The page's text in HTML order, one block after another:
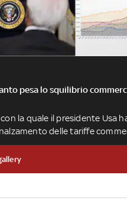
pesa lo squilibrio
la quale il presidente Usa
delle tariffe
1° agosto, l’Unione Europea
negoziato “equo”. In caso
a “Numeri”,